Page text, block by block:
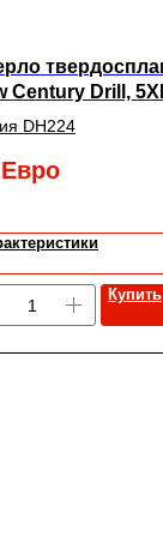
Century Drill,
TiАIN,
DH224
Евро
Купить